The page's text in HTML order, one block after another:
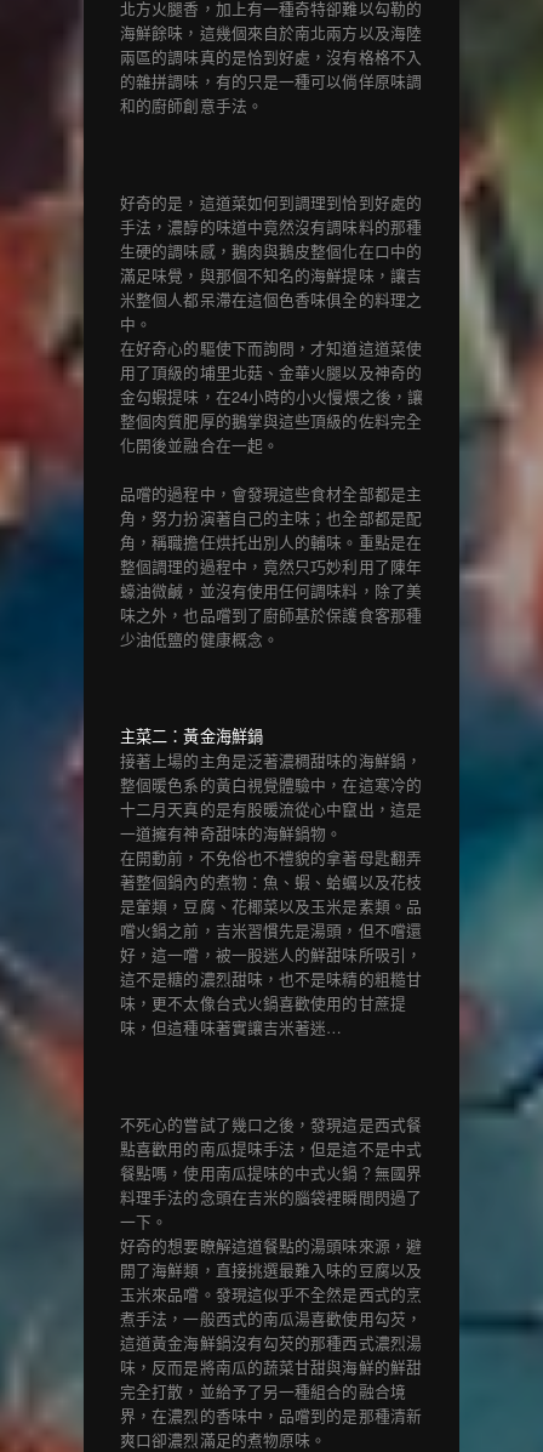
北方火腿香，加上有一種奇特卻難以勾勒的
海鮮餘味，這幾個來自於南北兩方以及海陸
兩區的調味真的是恰到好處，沒有格格不入
的雜拼調味，有的只是一種可以倘佯原味調
和的廚師創意手法。
好奇的是，這道菜如何到調理到恰到好處的
手法，濃醇的味道中竟然沒有調味料的那種
生硬的調味感，鵝肉與鵝皮整個化在口中的
滿足味覺，與那個不知名的海鮮提味，讓吉
米整個人都呆滯在這個色香味俱全的料理之
中。
在好奇心的驅使下而詢問，才知道這道菜使
用了頂級的埔里北菇、金華火腿以及神奇的
金勾蝦提味，在24小時的小火慢煨之後，讓
整個肉質肥厚的鵝掌與這些頂級的佐料完全
化開後並融合在一起。
品嚐的過程中，會發現這些食材全部都是主
角，努力扮演著自己的主味；也全部都是配
角，稱職擔任烘托出別人的輔味。重點是在
整個調理的過程中，竟然只巧妙利用了陳年
蠔油微鹹，並沒有使用任何調味料，除了美
味之外，也品嚐到了廚師基於保護食客那種
少油低鹽的健康概念。
主菜二：黃金海鮮鍋
接著上場的主角是泛著濃稠甜味的海鮮鍋，
整個暖色系的黃白視覺體驗中，在這寒冷的
十二月天真的是有股暖流從心中竄出，這是
一道擁有神奇甜味的海鮮鍋物。
在開動前，不免俗也不禮貌的拿著母匙翻弄
著整個鍋內的煮物：魚、蝦、蛤蠣以及花枝
是葷類，豆腐、花椰菜以及玉米是素類。品
嚐火鍋之前，吉米習慣先是湯頭，但不嚐還
好，這一嚐，被一股迷人的鮮甜味所吸引，
這不是糖的濃烈甜味，也不是味精的粗糙甘
味，更不太像台式火鍋喜歡使用的甘蔗提
味，但這種味著實讓吉米著迷…
不死心的嘗試了幾口之後，發現這是西式餐
點喜歡用的南瓜提味手法，但是這不是中式
餐點嗎，使用南瓜提味的中式火鍋？無國界
料理手法的念頭在吉米的腦袋裡瞬間閃過了
一下。
好奇的想要瞭解這道餐點的湯頭味來源，避
開了海鮮類，直接挑選最難入味的豆腐以及
玉米來品嚐。發現這似乎不全然是西式的烹
煮手法，一般西式的南瓜湯喜歡使用勾芡，
這道黃金海鮮鍋沒有勾芡的那種西式濃烈湯
味，反而是將南瓜的蔬菜甘甜與海鮮的鮮甜
完全打散，並給予了另一種組合的融合境
界，在濃烈的香味中，品嚐到的是那種清新
爽口卻濃烈滿足的煮物原味。